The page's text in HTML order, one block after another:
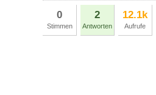
0
Stimmen
2
Antworten
12.1k
Aufrufe